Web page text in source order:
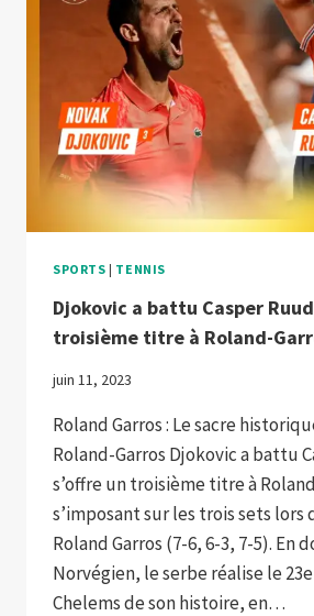
SPORTS | TENNIS
Djokovic a battu Casper
troisième titre à Roland-
juin 11, 2023
Roland Garros : Le sacre
Roland-Garros Djokovic a battu
s’offre un troisième titre à
s’imposant sur les trois sets lors
Roland Garros (7-6, 6-3, 7-5). En
Norvégien, le serbe réalise le
Chelems de son histoire, en…